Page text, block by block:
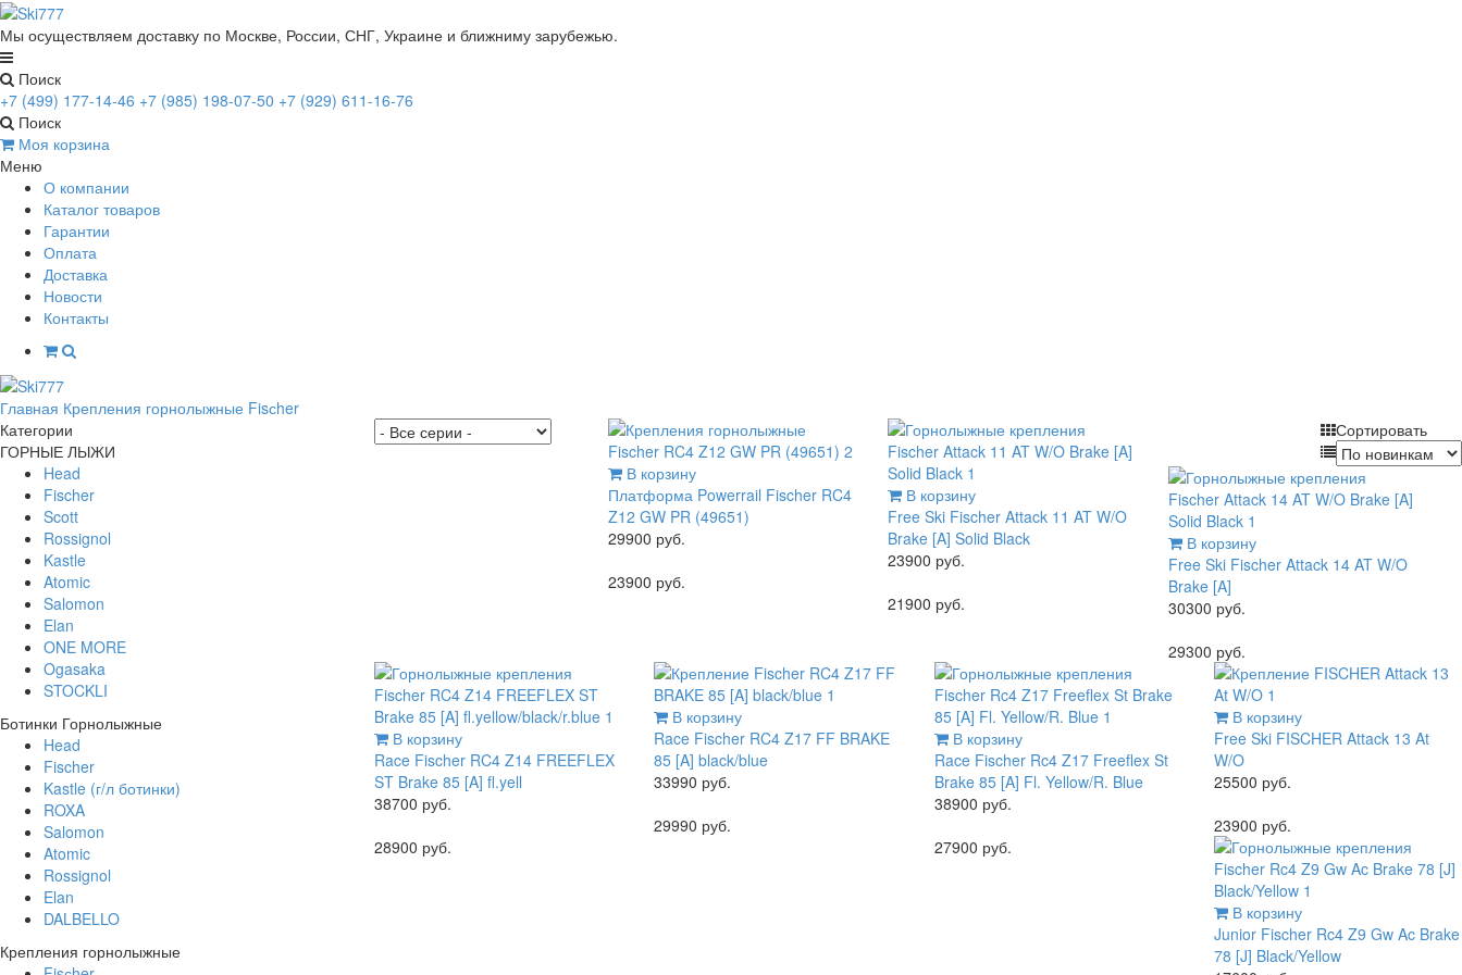
Мы осуществляем доставку по Москве, России, СНГ, Украине и ближниму зарубежью.
Поиск
+7 (499) 177-14-46 +7 (985) 198-07-50 +7 (929) 611-16-76
Поиск
Моя корзина
Меню
О компании
Каталог товаров
Гарантии
Оплата
Доставка
Новости
Контакты
Главная Крепления горнолыжные Fisсher
Сортировать
В корзину
Платформа Powerrail Fischer RC4
Z12 GW PR (49651)
29900 руб.
23900 руб.
В корзину
Free Ski Fischer Attack 11 AT W/O
Brake [A] Solid Black
23900 руб.
21900 руб.
В корзину
Free Ski Fischer Attack 14 AT W/O
Brake [A]
30300 руб.
29300 руб.
В корзину
Race Fischer RC4 Z14 FREEFLEX
ST Brake 85 [A] fl.yell
38700 руб.
28900 руб.
В корзину
Race Fischer RC4 Z17 FF BRAKE
85 [A] black/blue
33990 руб.
29990 руб.
В корзину
Race Fischer Rc4 Z17 Freeflex St
Brake 85 [A] Fl. Yellow/R. Blue
38900 руб.
27900 руб.
В корзину
Free Ski FISCHER Attack 13 At
W/O
25500 руб.
23900 руб.
В корзину
Junior Fischer Rc4 Z9 Gw Ac Brake
78 [J] Black/Yellow
Категории
ГОРНЫЕ ЛЫЖИ
Head
Fischer
Scott
Rossignol
Kastle
Atomic
Salomon
Elan
ONE MORE
Ogasaka
STOCKLI
Ботинки Горнолыжные
Head
Fischer
Kastle (г/л ботинки)
ROXA
Salomon
Atomic
Rossignol
Elan
DALBELLO
Крепления горнолыжные